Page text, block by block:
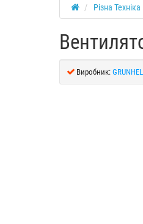
Різна Техніка
Виробник: